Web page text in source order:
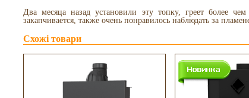
Два месяца назад установили эту топку, греет более
закапчивается, также очень понравилось наблюдать за
Схожі товари